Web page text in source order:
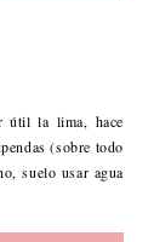
útil la lima, hace
(sobre todo
suelo usar agua